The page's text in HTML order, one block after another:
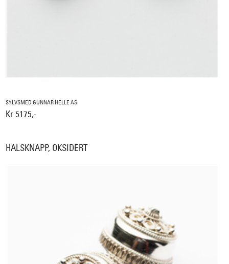
SYLVSMED GUNNAR HELLE AS
Kr 5175,-
HALSKNAPP, OKSIDERT